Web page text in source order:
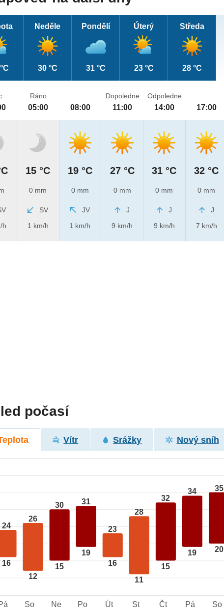
Neděle
30 °C
Pondělí
31 °C
Úterý
23 °C
Středa
28 °C
h
Ráno
05:00
15 °C
0 mm
SV
1 km/h
08:00
19 °C
0 mm
JV
1 km/h
Dopoledne
11:00
27 °C
0 mm
J
9 km/h
Odpoledne
14:00
31 °C
0 mm
J
9 km/h
17:00
32 °C
0 mm
J
7 km/h
počasí
Vítr Srážky Nový sníh
24
16
26
12
30
15
31
19
23
16
28
11
32
15
34
19
35
20
So Ne Po Út St Čt Pá So